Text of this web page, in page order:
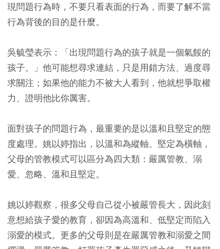
現問題行為時，不要只看表面的行為，而要了解不當
行為背後的目的是什麼。
吳毓瑩表示：「出現問題行為的孩子就是一個氣餒的
孩子。」他可能想尋求連結，只是用錯方法、過度尋
求關注；如果他的能力不被大人看到，他就想爭取權
力、證明他比你厲害。
面對孩子的問題行為，最重要的是以溫和且堅定的態
度處理。姚以婷指出，以溫和為縱軸、堅定為橫軸，
父母的管教模式可以區分為四大類：嚴厲管教、溺
愛、忽略、溫和且堅定。
姚以婷觀察，很多父母自己從小被嚴管長大，因此刻
意想給孩子愛的教育，卻因為高溫和、低堅定而陷入
溺愛的模式。更多的父母則是在嚴厲管教和溺愛之間